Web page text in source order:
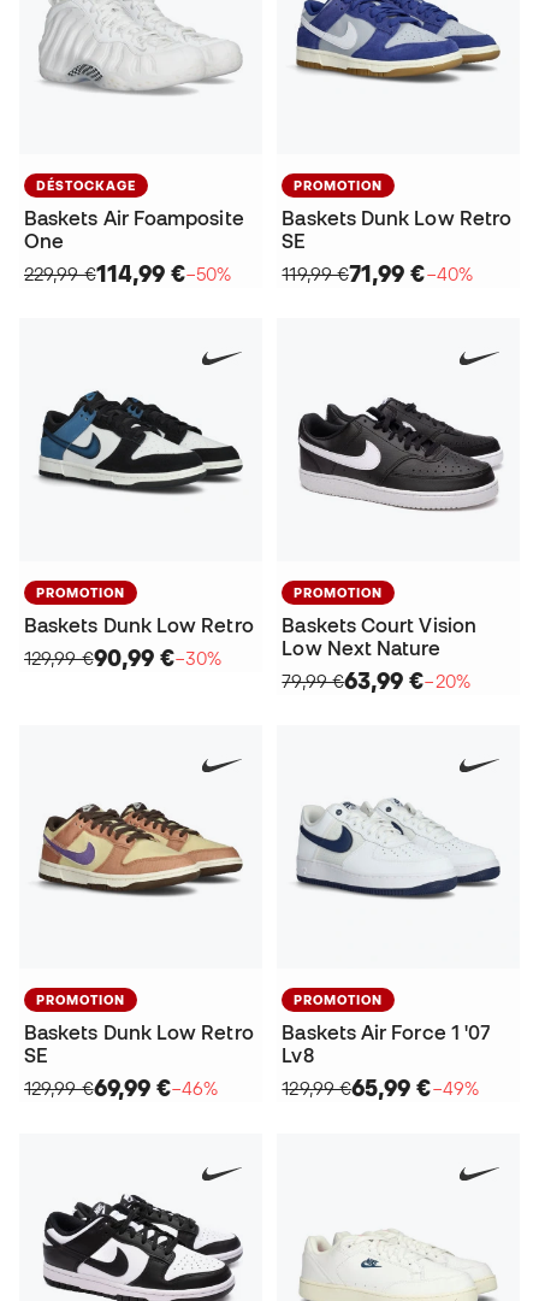
DÉSTOCKAGE
Baskets Air Foamposite
One
229,99 €114,99 €−50%
PROMOTION
Baskets Dunk Low Retro
SE
119,99 €71,99 €−40%
PROMOTION
Baskets Dunk Low Retro
129,99 €90,99 €−30%
PROMOTION
Baskets Court Vision
Low Next Nature
79,99 €63,99 €−20%
PROMOTION
Baskets Dunk Low Retro
SE
129,99 €69,99 €−46%
PROMOTION
Baskets Air Force 1 '07
Lv8
129,99 €65,99 €−49%